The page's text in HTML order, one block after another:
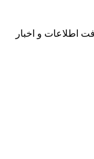
اطلاعات و اخبار